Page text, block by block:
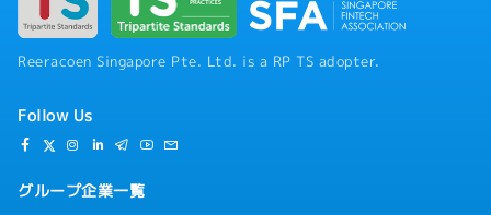
Reeracoen Singapore Pte. Ltd. is a RP TS adopter.
Follow Us
グループ企業一覧